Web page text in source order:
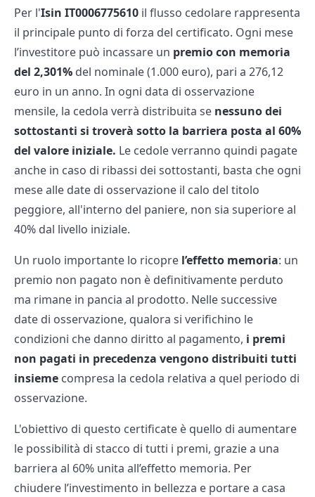
Per l'Isin IT0006775610 il flusso cedolare rappresenta
il principale punto di forza del certificato. Ogni mese
l’investitore può incassare un premio con memoria
del 2,301% del nominale (1.000 euro), pari a 276,12
euro in un anno. In ogni data di osservazione
mensile, la cedola verrà distribuita se nessuno dei
sottostanti si troverà sotto la barriera posta al 60%
del valore iniziale. Le cedole verranno quindi pagate
anche in caso di ribassi dei sottostanti, basta che ogni
mese alle date di osservazione il calo del titolo
peggiore, all'interno del paniere, non sia superiore al
40% dal livello iniziale.
Un ruolo importante lo ricopre l’effetto memoria: un
premio non pagato non è definitivamente perduto
ma rimane in pancia al prodotto. Nelle successive
date di osservazione, qualora si verifichino le
condizioni che danno diritto al pagamento, i premi
non pagati in precedenza vengono distribuiti tutti
insieme compresa la cedola relativa a quel periodo di
osservazione.
L'obiettivo di questo certificate è quello di aumentare
le possibilità di stacco di tutti i premi, grazie a una
barriera al 60% unita all’effetto memoria. Per
chiudere l’investimento in bellezza e portare a casa